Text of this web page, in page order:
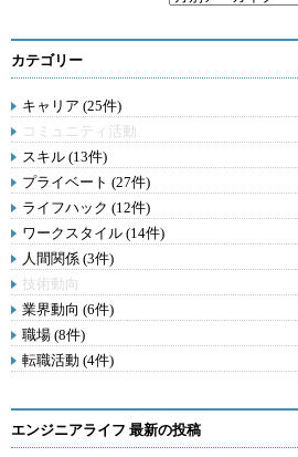
カテゴリー
キャリア (25件)
コミュニティ活動
スキル (13件)
プライベート (27件)
ライフハック (12件)
ワークスタイル (14件)
人間関係 (3件)
技術動向
業界動向 (6件)
職場 (8件)
転職活動 (4件)
エンジニアライフ 最新の投稿